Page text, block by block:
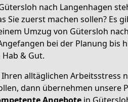
nach Langenhagen
Sie zuerst machen sollen? Es
Umzug von Gütersloh
bei der Planung bis
& Gut.
alltäglichen Arbeitsstress
dann übernehmen unsere